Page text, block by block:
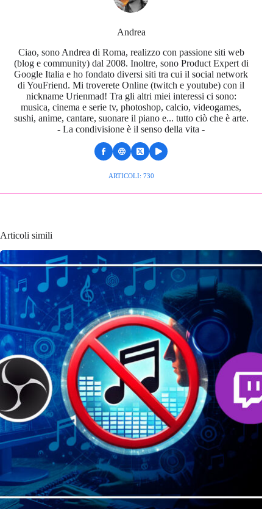
Andrea
Ciao, sono Andrea di Roma, realizzo con passione siti web
(blog e community) dal 2008. Inoltre, sono Product Expert di
Google Italia e ho fondato diversi siti tra cui il social network
di YouFriend. Mi troverete Online (twitch e youtube) con il
nickname Urienmad! Tra gli altri miei interessi ci sono:
musica, cinema e serie tv, photoshop, calcio, videogames,
sushi, anime, cantare, suonare il piano e... tutto ciò che è arte.
- La condivisione è il senso della vita -
ARTICOLI: 730
Articoli simili